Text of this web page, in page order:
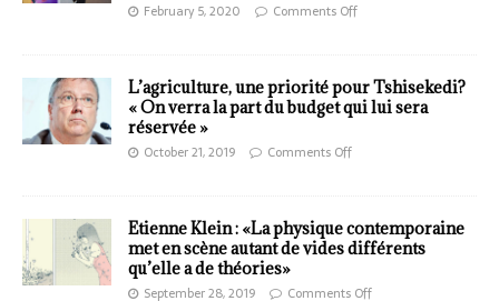
February 5, 2020 Comments Off
L’agriculture, une priorité pour Tshisekedi?
« On verra la part du budget qui lui sera
réservée »
October 21, 2019 Comments Off
Etienne Klein : «La physique contemporaine
met en scène autant de vides différents
qu’elle a de théories»
September 28, 2019 Comments Off